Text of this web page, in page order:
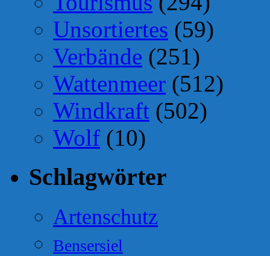
Unsortiertes (59)
Verbände (251)
Wattenmeer (512)
Windkraft (502)
Wolf (10)
Schlagwörter
Artenschutz
Bensersiel